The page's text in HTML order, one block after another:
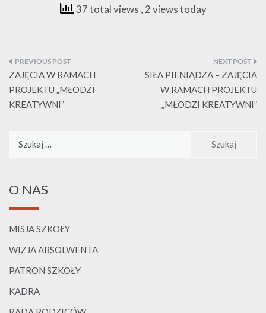
37 total views , 2 views today
Nawigacja
wpisu
ZAJĘCIA W RAMACH
PROJEKTU „MŁODZI
KREATYWNI”
SIŁA PIENIĄDZA – ZAJĘCIA
W RAMACH PROJEKTU
„MŁODZI KREATYWNI”
O NAS
MISJA SZKOŁY
WIZJA ABSOLWENTA
PATRON SZKOŁY
KADRA